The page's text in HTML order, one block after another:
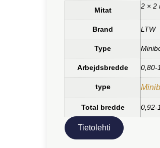
Mitat 2 × 2
Brand LTW
Type
Arbejdsbredde 0,80-
type
Total bredde 0,92-
Tietolehti